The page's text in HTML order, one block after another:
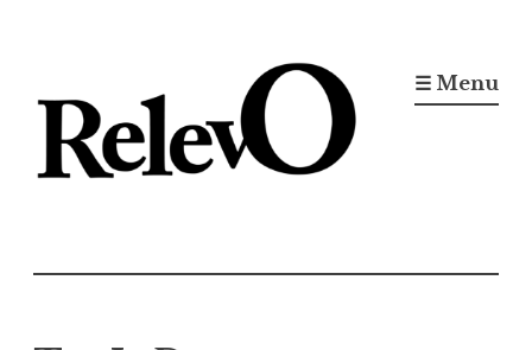
conteúdo
☰ Menu